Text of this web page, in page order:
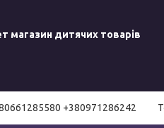
магазин дитячих товарів
+380971286242